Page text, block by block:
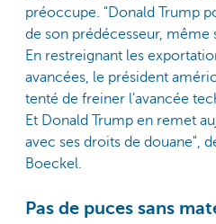
préoccupe. "Donald Trump
de son prédécesseur, même
En restreignant les
avancées, le président
tenté de freiner l'avancée
Et Donald Trump en remet
avec ses droits de douane",
Boeckel.
Pas de puces sans